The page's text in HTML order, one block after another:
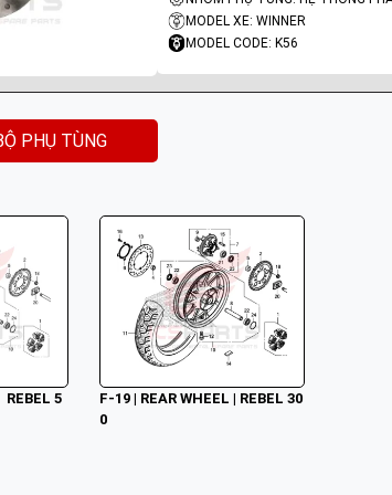
MODEL XE: WINNER
MODEL CODE: K56
PHỤ TÙNG
REBEL 5
F-19 | REAR WHEEL | REBEL 30
0